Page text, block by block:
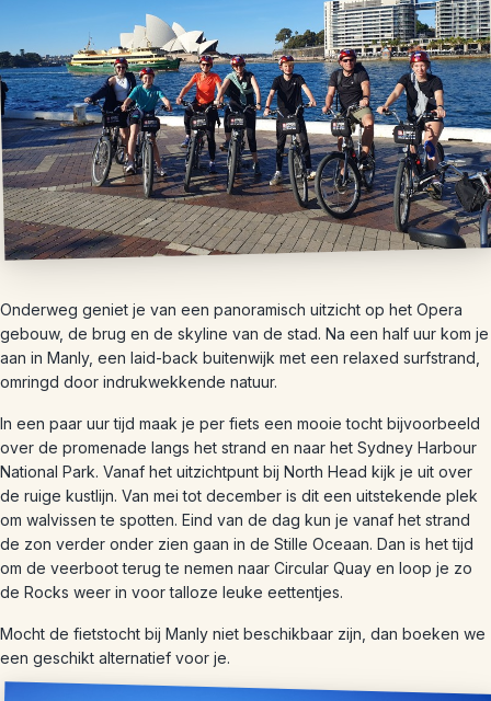
Onderweg geniet je van een panoramisch uitzicht op het Opera
gebouw, de brug en de skyline van de stad. Na een half uur kom je
aan in Manly, een laid-back buitenwijk met een relaxed surfstrand,
omringd door indrukwekkende natuur.
In een paar uur tijd maak je per fiets een mooie tocht bijvoorbeeld
over de promenade langs het strand en naar het Sydney Harbour
National Park. Vanaf het uitzichtpunt bij North Head kijk je uit over
de ruige kustlijn. Van mei tot december is dit een uitstekende plek
om walvissen te spotten. Eind van de dag kun je vanaf het strand
de zon verder onder zien gaan in de Stille Oceaan. Dan is het tijd
om de veerboot terug te nemen naar Circular Quay en loop je zo
de Rocks weer in voor talloze leuke eettentjes.
Mocht de fietstocht bij Manly niet beschikbaar zijn, dan boeken we
een geschikt alternatief voor je.